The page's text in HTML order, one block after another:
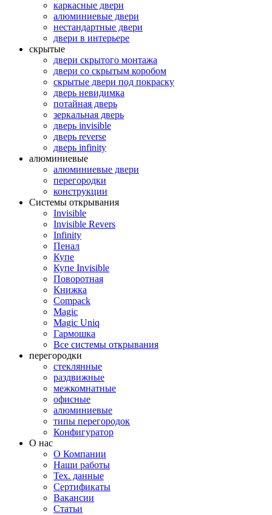
каркасные двери
алюминиевые двери
нестандартные двери
двери в интерьере
скрытые
двери скрытого монтажа
двери со скрытым коробом
скрытые двери под покраску
дверь невидимка
потайная дверь
зеркальная дверь
дверь invisible
дверь reverse
дверь infinity
алюминиевые
алюминиевые двери
перегородки
конструкции
Системы открывания
Invisible
Invisible Revers
Infinity
Пенал
Купе
Купе Invisible
Поворотная
Книжка
Compack
Magic
Magic Uniq
Гармошка
Все системы открывания
перегородки
стеклянные
раздвижные
межкомнатные
офисные
алюминиевые
типы перегородок
Конфигуратор
О нас
О Компании
Наши работы
Тех. данные
Сертификаты
Вакансии
Статьи